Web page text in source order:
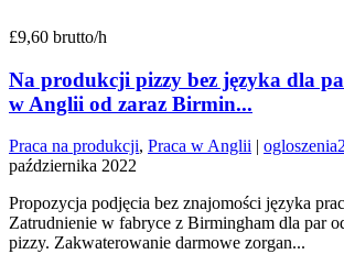
£9,60 brutto/h
Na produkcji pizzy bez języka dla
w Anglii od zaraz Birmin...
Praca na produkcji, Praca w Anglii |
października 2022
Propozycja podjęcia bez znajomości języka
Zatrudnienie w fabryce z Birmingham dla par
pizzy. Zakwaterowanie darmowe zorgan...